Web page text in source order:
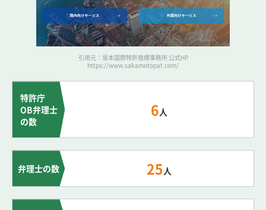
引用元：坂本国際特許商標事務所 公式HP
https://www.sakamotopat.com/
特許庁
OB弁理士
の数
6人
弁理士の数 25人